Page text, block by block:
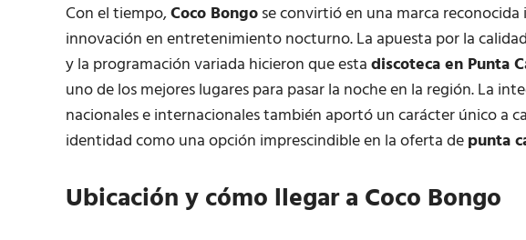
Con el tiempo,Coco Bongose convirtió en una marca
innovación en entretenimiento nocturno. La apuesta por la
y la programación variada hicieron que estadiscoteca en Punta
uno de los mejores lugares para pasar la noche en la región. La
nacionales e internacionales también aportó un carácter único a
identidad como una opción imprescindible en la oferta depunta
Ubicación y cómo llegar a Coco Bongo